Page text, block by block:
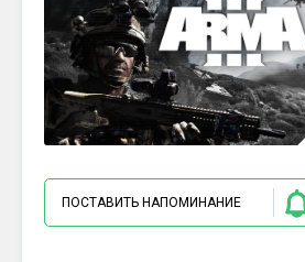
ПОСТАВИТЬ НАПОМИНАНИЕ